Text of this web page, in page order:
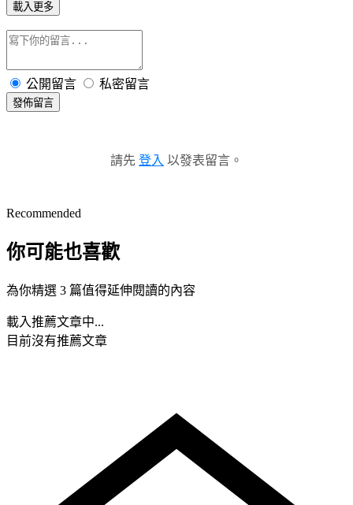
載入更多
公開留言 私密留言
發佈留言
請先 登入 以發表留言。
Recommended
你可能也喜歡
為你精選 3 篇值得延伸閱讀的內容
載入推薦文章中...
目前沒有推薦文章